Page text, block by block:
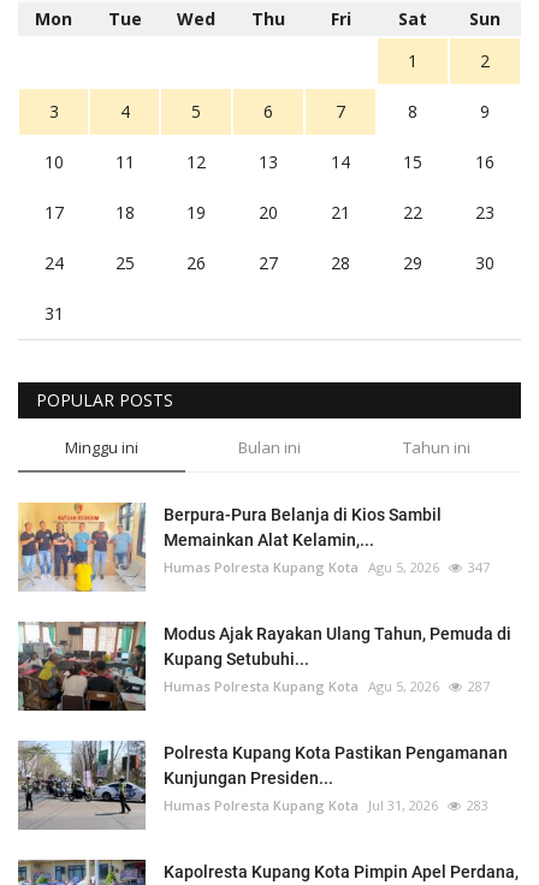
Mon Tue Wed Thu Fri Sat
Sun
1
2
3 4 5 6 7 8 9
10 11 12 13 14 15 16
17 18 19 20 21 22 23
24 25 26 27 28 29 30
31
POPULAR POSTS
Minggu ini Bulan ini Tahun ini
Berpura-Pura Belanja di Kios Sambil
Memainkan Alat Kelamin,...
Humas Polresta Kupang Kota Agu 5, 2026 347
Modus Ajak Rayakan Ulang Tahun, Pemuda di
Kupang Setubuhi...
Humas Polresta Kupang Kota Agu 5, 2026 287
Polresta Kupang Kota Pastikan Pengamanan
Kunjungan Presiden...
Humas Polresta Kupang Kota Jul 31, 2026 283
Kapolresta Kupang Kota Pimpin Apel Perdana,